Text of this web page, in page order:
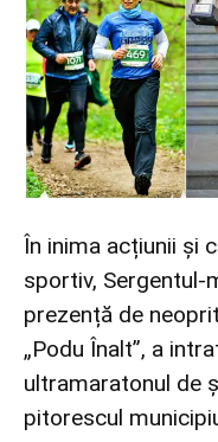
În inima acțiunii și
sportiv, Sergentul-
prezență de
„Podu Înalt”, a
ultramaratonul de
pitorescul